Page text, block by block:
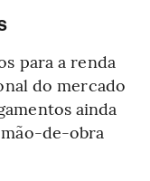
para a renda
do mercado
ainda
de-obra